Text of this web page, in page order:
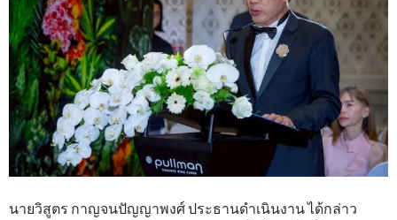
นายวิสูตร กาญจนปัญญาพงศ์ ประธานดําเนินงาน ได้กล่าว